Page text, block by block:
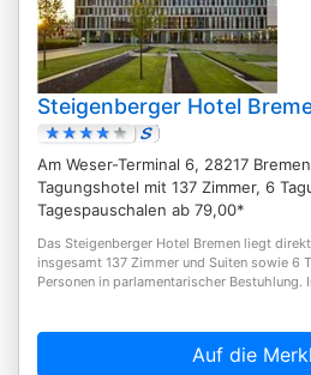
Steigenberger Hotel
Am Weser-Terminal 6, 28217 Bremen
Tagungshotel mit 137 Zimmer, 6
Tagespauschalen ab 79,00*
Das Steigenberger Hotel Bremen liegt
insgesamt 137 Zimmer und Suiten sowie 6
Personen in parlamentarischer Bestuhlung.
Auf die